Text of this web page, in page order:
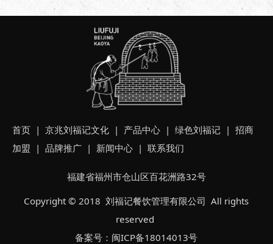
首页 | 京兆刘福记文化 | 产品中心 |绿色刘福记 |招商
加盟 |品牌推广 | 新闻中心 |联系我们
福建省福州市仓山区百花洲路32号
Copyright © 2018 刘福记餐饮管理有限公司 All rights
reserved
备案号： 闽ICP备18014013号